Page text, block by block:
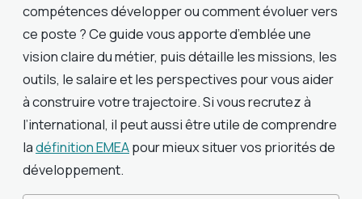
compétences développer ou comment évoluer vers
ce poste ? Ce guide vous apporte d’emblée une
vision claire du métier, puis détaille les missions, les
outils, le salaire et les perspectives pour vous aider
à construire votre trajectoire. Si vous recrutez à
l’international, il peut aussi être utile de comprendre
ladéfinition EMEApour mieux situer vos priorités de
développement.